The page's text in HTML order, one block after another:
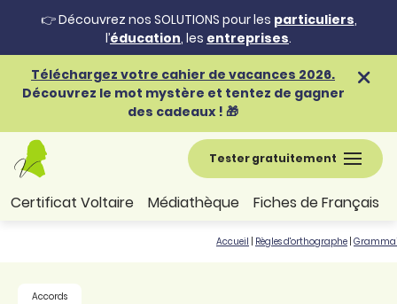
👉 Découvrez nos SOLUTIONS pour les particuliers,
l’éducation, les entreprises.
Téléchargez votre cahier de vacances 2026.
Découvrez le mot mystère et tentez de gagner
des cadeaux ! 🎁
Tester gratuitement
Certificat Voltaire Médiathèque Fiches de Français
Accueil Règles d'orthographe
Accords